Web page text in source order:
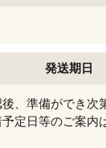
発送期日
、準備ができ次
予定日等のご案内